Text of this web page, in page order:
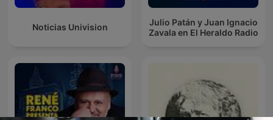
Noticias Univision
Julio Patán y Juan Ignacio
Zavala en El Heraldo Radio